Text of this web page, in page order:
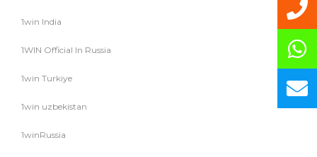
1win India
1WIN Official In Russia
1win Turkiye
1win uzbekistan
1winRussia